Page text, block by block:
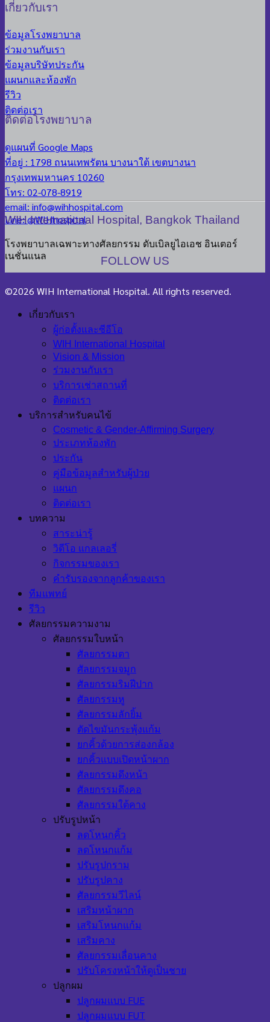
เกี่ยวกับเรา
ข้อมูลโรงพยาบาล
ร่วมงานกับเรา
ข้อมูลบริษัทประกัน
แผนกและห้องพัก
รีวิว
ติดต่อเรา
ติดต่อโรงพยาบาล
ดูแผนที่ Google Maps
ที่อยู่ : 1798 ถนนเทพรัตน บางนาใต้ เขตบางนา
กรุงเทพมหานคร 10260
โทร: 02-078-8919
email: info@wihhospital.com
Line: @WIHhospital
WIH International Hospital, Bangkok Thailand
โรงพยาบาลเฉพาะทางศัลยกรรม ดับเบิลยูไอเอช อินเตอร์
เนชั่นแนล
FOLLOW US
©2026 WIH International Hospital. All rights reserved.
เกี่ยวกับเรา
ผู้ก่อตั้งและซีอีโอ
WIH International Hospital
Vision & Mission
ร่วมงานกับเรา
บริการเช่าสถานที่
ติดต่อเรา
บริการสำหรับคนไข้
Cosmetic & Gender-Affirming Surgery
ประเภทห้องพัก
ประกัน
คู่มือข้อมูลสำหรับผู้ป่วย
แผนก
ติดต่อเรา
บทความ
สาระน่ารู้
วิดีโอ แกลเลอรี่
กิจกรรมของเรา
คำรับรองจากลูกค้าของเรา
ทีมแพทย์
รีวิว
ศัลยกรรมความงาม
ศัลยกรรมใบหน้า
ศัลยกรรมตา
ศัลยกรรมจมูก
ศัลยกรรมริมฝีปาก
ศัลยกรรมหู
ศัลยกรรมลักยิ้ม
ตัดไขมันกระพุ้งแก้ม
ยกคิ้วด้วยการส่องกล้อง
ยกคิ้วแบบเปิดหน้าผาก
ศัลยกรรมดึงหน้า
ศัลยกรรมดึงคอ
ศัลยกรรมใต้คาง
ปรับรูปหน้า
ลดโหนกคิ้ว
ลดโหนกแก้ม
ปรับรูปกราม
ปรับรูปคาง
ศัลยกรรมวีไลน์
เสริมหน้าผาก
เสริมโหนกแก้ม
เสริมคาง
ศัลยกรรมเลื่อนคาง
ปรับโครงหน้าให้ดูเป็นชาย
ปลูกผม
ปลูกผมแบบ FUE
ปลูกผมแบบ FUT